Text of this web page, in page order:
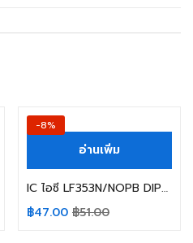
-8%
อ่านเพิ่ม
IC ไอซี LF353N/NOPB DIP-8 NS/TEXAS LF353N
฿47.00 ฿51.00